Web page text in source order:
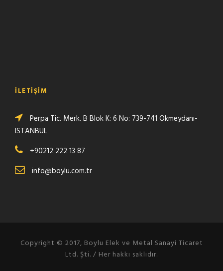
İLETIŞIM
Perpa Tic. Merk. B Blok K: 6 No: 739-741 Okmeydanı-
ISTANBUL
+90212 222 13 87
info@boylu.com.tr
Copyright © 2017, Boylu Elek ve Metal Sanayi Ticaret
Ltd. Şti. / Her hakkı saklıdır.